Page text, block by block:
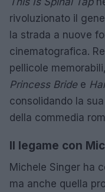
rivoluzionato il
la strada a nuove
cinematografica.
pellicole
Princess Bridee
consolidando la
della commedia
Il legame con
Michele Singer ha
ma anche quella